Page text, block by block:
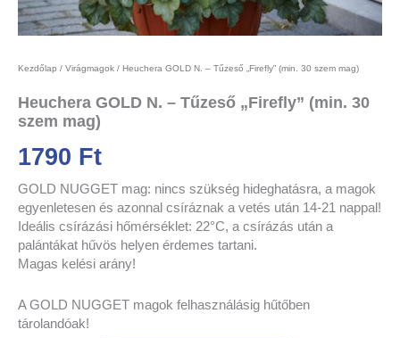
Kezdőlap / Virágmagok / Heuchera GOLD N. – Tűzeső „Firefly” (min. 30 szem mag)
Heuchera GOLD N. – Tűzeső „Firefly” (min. 30
szem mag)
1790 Ft
GOLD NUGGET mag: nincs szükség hideghatásra, a magok
egyenletesen és azonnal csíráznak a vetés után 14-21 nappal!
Ideális csírázási hőmérséklet: 22°C, a csírázás után a
palántákat hűvös helyen érdemes tartani.
Magas kelési arány!
A GOLD NUGGET magok felhasználásig hűtőben
tárolandóak!